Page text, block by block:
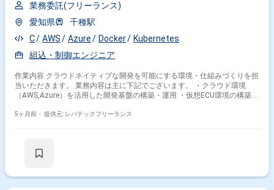
業務委託(フリーランス)
愛知県
千種駅
C
AWS Azure Docker
Kubernetes
組込・制御エンジニア
作業内容 クラウドネイティブな開発を可能にする環境・仕組みづくりを担
当いただきます。 業務内容は主に下記でございます。 ・クラウド環境
（AWS,Azure）を活用した開発基盤の構築・運用 ・仮想ECU環境の構築・
Kubernetes等）を活用したCI/CD環境の整備 ・SDVに向けたDevOpsの推進
5ヶ月前・ 提供元: レバテックフリーランス